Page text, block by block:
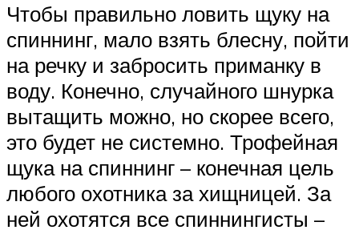
Чтобы правильно ловить щуку на
спиннинг, мало взять блесну, пойти
на речку и забросить приманку в
воду. Конечно, случайного шнурка
вытащить можно, но скорее всего,
это будет не системно. Трофейная
щука на спиннинг – конечная цель
любого охотника за хищницей. За
ней охотятся все спиннингисты –